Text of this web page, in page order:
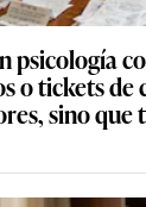
psicología
o tickets de
sino que